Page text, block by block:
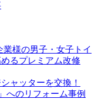
業様の男子・女子トイ
るプレミアム改修
ャッターを交換！
へのリフォーム事例